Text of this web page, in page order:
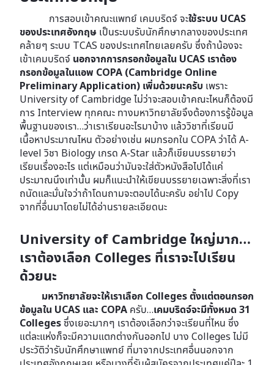
การสอบเข้าคณะแพทย์ เคมบริดจ์ จะใช้ระบบ UCAS
ของประเทศอังกฤษ เป็นระบบรับนักศึกษากลางของประเทศ
คล้ายๆ ระบบ TCAS ของประเทศไทยเลยครับ ซึ่งถ้าน้องจะ
เข้าเคมบริดจ์ นอกจากการกรอกข้อมูลใน UCAS เราต้อง
กรอกข้อมูลในแอพ COPA (Cambridge Online
Preliminary Application) เพิ่มด้วยนะครับ เพราะ
University of Cambridge ไม่ว่าจะสอบเข้าคณะไหนก็ต้องมี
การ Interview ทุกคณะ ทางมหาวิทยาลัยจึงต้องการรู้ข้อมูล
พื้นฐานของเรา…ว่าเราเรียนอะไรมาบ้าง แล้ววิชาที่เรียนมี
เนื้อหาประมาณไหน ตัวอย่างเช่น ผมกรอกใน COPA ว่าได้ A-
level วิชา Biology เกรด A-Star แล้วก็เขียนบรรยายว่า
เรียนเรื่องอะไร แต่เหมือนว่ามันจะใส่ตัวหนังสือไปได้แค่
ประมาณนึงเท่านั้น ผมก็แนะนำให้เขียนบรรยายเฉพาะสิ่งที่เรา
ถนัดและมั่นใจว่าถ้าโดนถามจะตอบได้นะครับ อย่าไป Copy
จากที่อื่นมาโดยไม่ได้อ่านรายละเอียดนะ
University of Cambridge ใหญ่มาก…
เราต้องเลือก Colleges ที่เราจะไปเรียน
ด้วยนะ
มหาวิทยาลัยจะให้เราเลือก Colleges ตั้งแต่ตอนกรอก
ข้อมูลใน UCAS และ COPA ครับ…เคมบริดจ์จะมีทั้งหมด 31
Collegesซึ่งเยอะมากๆ เราต้องเลือกว่าจะเรียนที่ไหน ซึ่ง
แต่ละแห่งก็จะมีความแตกต่างกันออกไป บาง Colleges ไม่มี
ประวัติว่ารับนักศึกษาแพทย์ ที่มาจากประเทศอื่นนอกจาก